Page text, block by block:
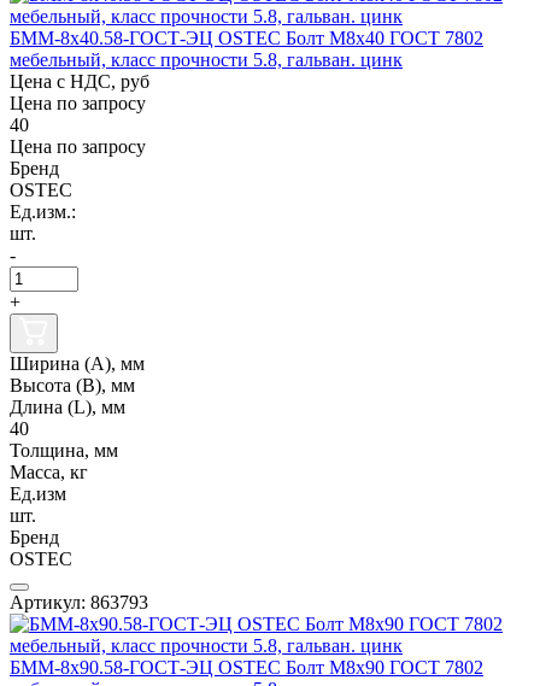
БММ-8х40.58-ГОСТ-ЭЦ OSTEC Болт М8х40 ГОСТ 7802
мебельный, класс прочности 5.8, гальван. цинк
Цена с НДС, руб
Цена по запросу
40
Цена по запросу
Бренд
OSTEC
Ед.изм.:
шт.
-
+
Ширина (А), мм
Высота (В), мм
Длина (L), мм
40
Толщина, мм
Масса, кг
Ед.изм
шт.
Бренд
OSTEC
Артикул: 863793
БММ-8х90.58-ГОСТ-ЭЦ OSTEC Болт М8х90 ГОСТ 7802